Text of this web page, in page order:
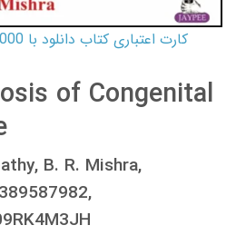
of Congenital
B. R. Mishra,